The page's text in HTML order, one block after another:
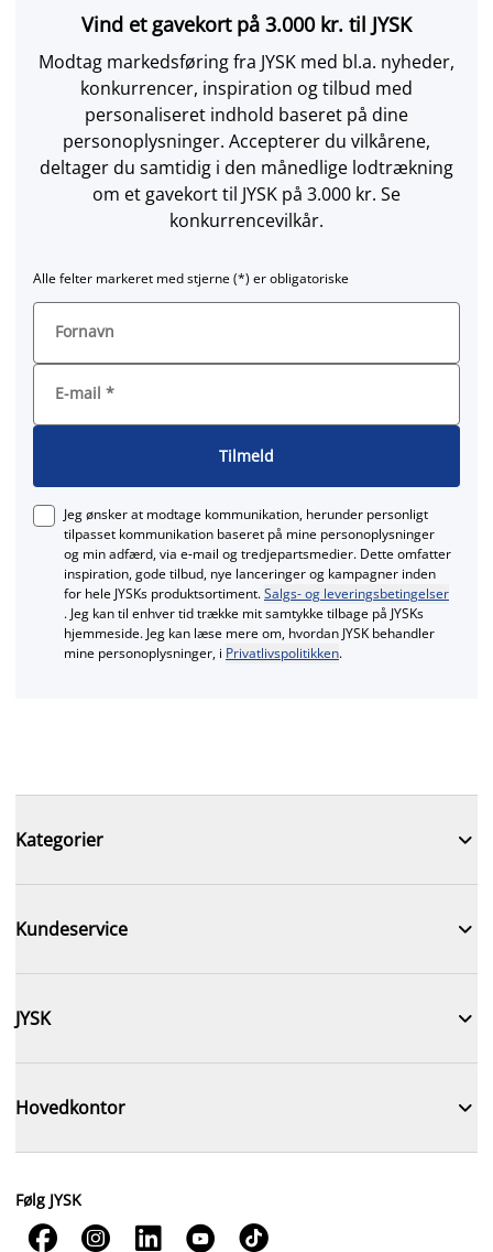
Vind et gavekort på 3.000 kr. til JYSK
Modtag markedsføring fra JYSK med bl.a. nyheder,
konkurrencer, inspiration og tilbud med
personaliseret indhold baseret på dine
personoplysninger. Accepterer du vilkårene,
deltager du samtidig i den månedlige lodtrækning
om et gavekort til JYSK på 3.000 kr. Se
konkurrencevilkår.
Alle felter markeret med stjerne (*) er obligatoriske
Fornavn
E-mail *
Tilmeld
Jeg ønsker at modtage kommunikation, herunder personligt
tilpasset kommunikation baseret på mine personoplysninger
og min adfærd, via e‑mail og tredjepartsmedier. Dette omfatter
inspiration, gode tilbud, nye lanceringer og kampagner inden
for hele JYSKs produktsortiment.Salgs- og leveringsbetingelser
. Jeg kan til enhver tid trække mit samtykke tilbage på JYSKs
hjemmeside. Jeg kan læse mere om, hvordan JYSK behandler
mine personoplysninger, i Privatlivspolitikken.
Kategorier 
Kundeservice 
JYSK 
Hovedkontor 
Følg JYSK
    